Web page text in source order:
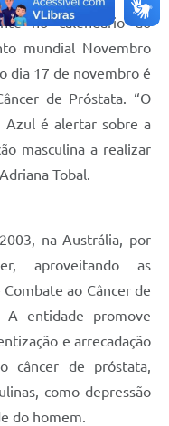
no calendário do
mundial Novembro
dia 17 de novembro é
de Próstata. “O
Azul é alertar sobre a
masculina a realizar
Tobal.
na Austrália, por
aproveitando as
ao Câncer de
entidade promove
e arrecadação
câncer de próstata,
como depressão
do homem.